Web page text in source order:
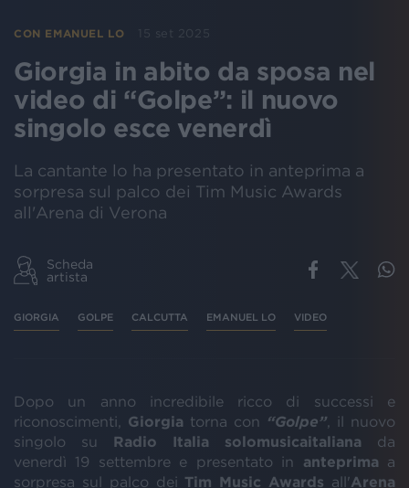
CON EMANUEL LO 15 set 2025
Giorgia in abito da sposa nel
video di “Golpe”: il nuovo
singolo esce venerdì
La cantante lo ha presentato in anteprima a
sorpresa sul palco dei Tim Music Awards
all'Arena di Verona
Scheda
artista
GIORGIA GOLPE CALCUTTA EMANUEL LO VIDEO
Dopo un anno incredibile ricco di successi e
riconoscimenti, Giorgia torna con “Golpe” , il nuovo
singolo su
Radio Italia solomusicaitaliana da
venerdì 19 settembre e presentato in anteprima a
sorpresa sul palco dei Tim Music Awards all'Arena